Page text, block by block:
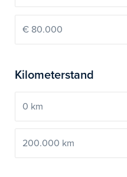
Kilometerstand